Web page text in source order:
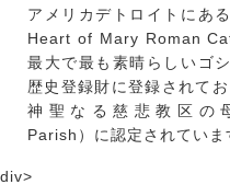
アメリカデトロイトにあ
Heart of Mary Roman
最大で最も素晴らしいゴ
歴史登録財に登録されて
神聖なる慈悲教区の
Parish）に認定されていま
div>